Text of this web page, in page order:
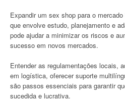
Expandir um sex shop para o
que envolve estudo, planejamento e
pode ajudar a minimizar os riscos e
sucesso em novos mercados.
Entender as regulamentações locais,
em logística, oferecer suporte
são passos essenciais para garantir
sucedida e lucrativa.